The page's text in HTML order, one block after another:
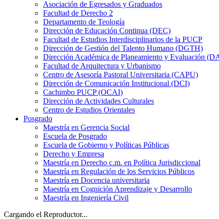
Asociación de Egresados y Graduados
Facultad de Derecho 2
Departamento de Teología
Dirección de Educación Continua (DEC)
Facultad de Estudios Interdisciplinarios de la PUCP
Dirección de Gestión del Talento Humano (DGTH)
Dirección Académica de Planeamiento y Evaluación
Facultad de Arquitectura y Urbanismo
Centro de Asesoría Pastoral Universitaria (CAPU)
Dirección de Comunicación Institucional (DCI)
Cachimbo PUCP (OCAI)
Dirección de Actividades Culturales
Centro de Estudios Orientales
Posgrado
Maestría en Gerencia Social
Escuela de Posgrado
Escuela de Gobierno y Políticas Públicas
Derecho y Empresa
Maestría en Derecho c.m. en Política Jurisdiccional
Maestría en Regulación de los Servicios Públicos
Maestría en Docencia universitaria
Maestría en Cognición Aprendizaje y Desarrollo
Maestría en Ingeniería Civil
Cargando el Reproductor...